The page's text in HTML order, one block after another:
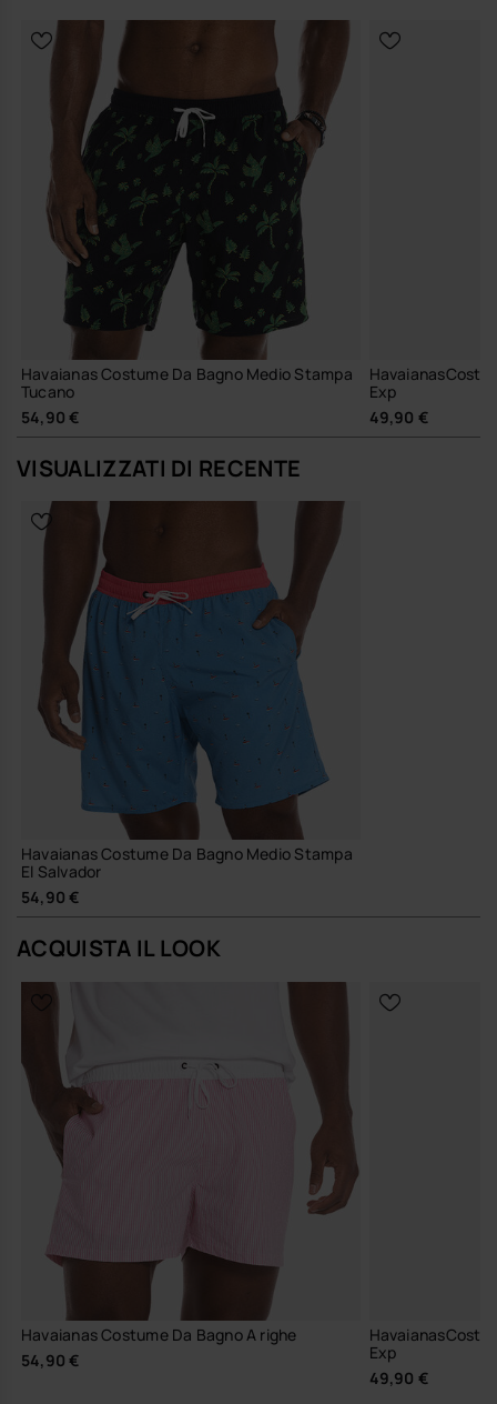
avventura acquatica!
Acquista online su www.havaianas-store.com, il negozio ufficiale
Havaianas in Italia, e porta il tuo stile a un livello superiore.
Havaianas Costume Da Bagno Medio Stampa
Tucano
54,90 €
Exp
49,90 €
VISUALIZZATI DI RECENTE
Havaianas Costume Da Bagno Medio Stampa
El Salvador
54,90 €
ACQUISTA IL LOOK
Havaianas Costume Da Bagno A righe
54,90 €
Exp
49,90 €